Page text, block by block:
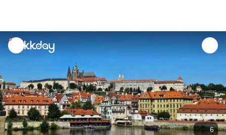
unread
notifications
6